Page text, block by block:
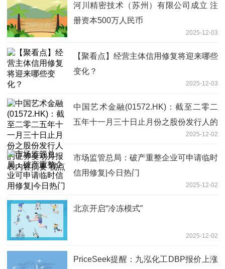
河川精密技术（苏州）有限公司成立 注
册资本500万人民币
2025-12-03
【聚看点】经营主体信用修复将迎来哪些
变化？
2025-12-03
中国艺术金融(01572.HK)：截至二零二
五年十一月三十日止月份之股份发行人的
2025-12-02
市场监管总局：破产重整企业可申请临时
信用修复|今日热门
2025-12-02
北京开启“冷冻模式”
2025-12-02
PriceSeek提醒：九泓化工DBP报价上涨